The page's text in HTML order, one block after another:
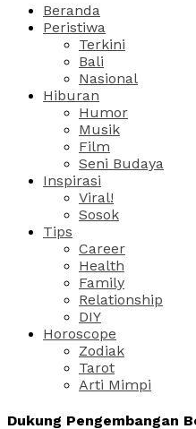
Beranda
Peristiwa
Terkini
Bali
Nasional
Hiburan
Humor
Musik
Film
Seni Budaya
Inspirasi
Viral!
Sosok
Tips
Career
Health
Family
Relationship
DIY
Horoscope
Zodiak
Tarot
Arti Mimpi
Dukung Pengembangan